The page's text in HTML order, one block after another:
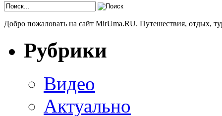
Добро пожаловать на сайт MirUma.RU. Путешествия, отдых,
Рубрики
Видео
Актуально